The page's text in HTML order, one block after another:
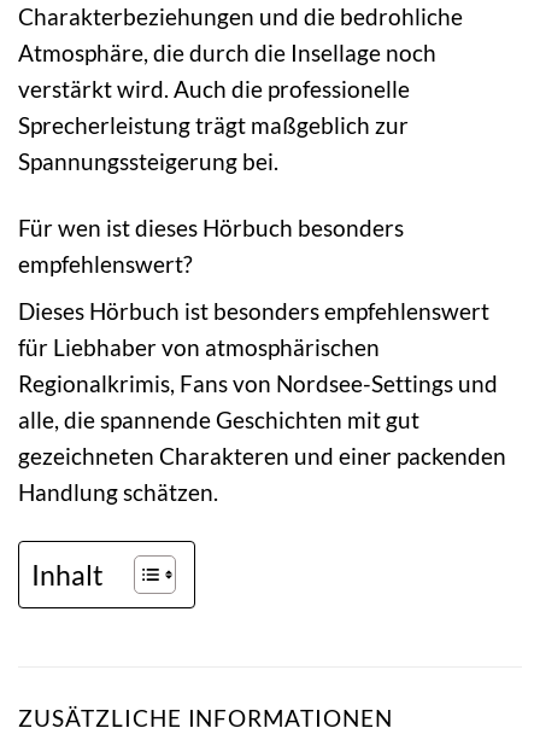
Charakterbeziehungen und die bedrohliche
Atmosphäre, die durch die Insellage noch
verstärkt wird. Auch die professionelle
Sprecherleistung trägt maßgeblich zur
Spannungssteigerung bei.
Für wen ist dieses Hörbuch besonders
empfehlenswert?
Dieses Hörbuch ist besonders empfehlenswert
für Liebhaber von atmosphärischen
Regionalkrimis, Fans von Nordsee-Settings und
alle, die spannende Geschichten mit gut
gezeichneten Charakteren und einer packenden
Handlung schätzen.
Inhalt
ZUSÄTZLICHE INFORMATIONEN